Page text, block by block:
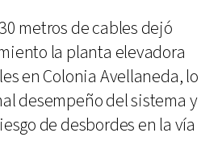
metros de cables dejó
la planta elevadora
en Colonia Avellaneda, lo
desempeño del sistema y
de desbordes en la vía